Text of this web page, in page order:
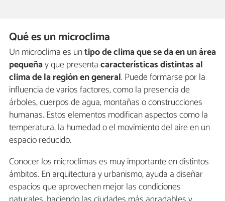
Qué es un microclima
Un microclima es untipo de clima que se da en un área
pequeñay que presentacaracterísticas distintas al
clima de la región en general. Puede formarse por la
influencia de varios factores, como la presencia de
árboles, cuerpos de agua, montañas o construcciones
humanas. Estos elementos modifican aspectos como la
temperatura, la humedad o el movimiento del aire en un
espacio reducido.
Conocer los microclimas es muy importante en distintos
ámbitos. En arquitectura y urbanismo, ayuda a diseñar
espacios que aprovechen mejor las condiciones